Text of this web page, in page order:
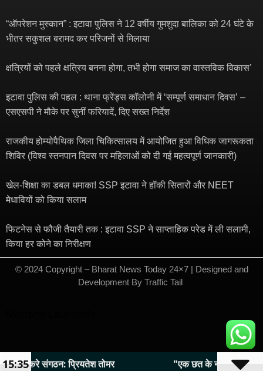
“ऑपरेशन मुस्कान” : इटावा पुलिस ने 12 वर्षीय गुमशुदा बालिका को 24 घंटे के
भीतर सकुशल बरामद कर परिजनों से मिलाया
क्षत्रियों को पहले क्षत्रिय बनना होगा, तभी होगा समाज का वास्तविक विकास’
इटावा पुलिस की पहल : थाना फ्रेंड्स कॉलोनी में ‘सम्पूर्ण समाधान दिवस’ –
एसएसपी ने मौके पर सुनीं फरियादें, दिए सख्त निर्देश
राजकीय होम्योपैथिक जिला चिकित्सालय में आयोजित हुआ विधिक जागरूकता
शिविर (विश्व स्तनपान दिवस पर महिलाओं को दी गई महत्वपूर्ण जानकारी)
खेल-शिक्षा का डबल धमाका! SSP इटावा ने हॉकी सितारों और NEET
मेधावियों को किया सलाम
फिटनेस से फौजी तैयारी तक : इटावा SSP ने साप्ताहिक परेड में ली सलामी,
किया हर कोने का निरीक्षण
© 2024 Copyright – Bharat News Today 24×7 | Designed and
Development By Traffic Tail
तोमर "एक छत के नीचे सुरक्षा और मुनाफा : इटावा की
15:35